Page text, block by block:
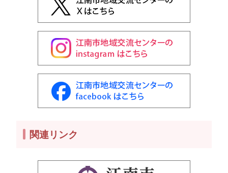
関連リンク